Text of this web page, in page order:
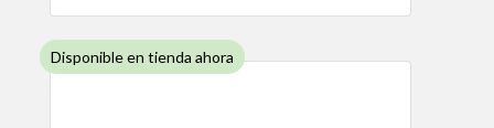
Disponible en tienda ahora